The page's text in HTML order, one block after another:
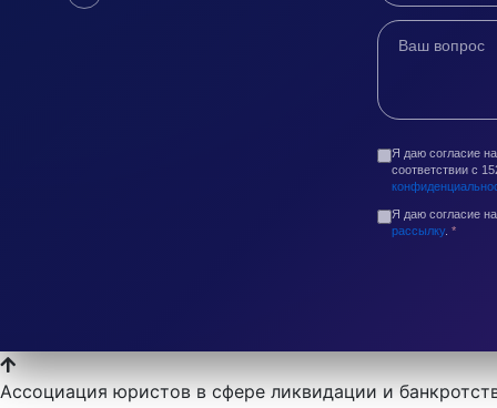
Я даю согласие
соответствии с
Я даю согласие
рассылку. *
Ассоциация юристов в сфере ликвидации и